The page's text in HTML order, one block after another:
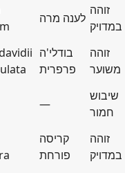
לענה מרה
זוהה
במדויק
בודלי'ה
פרפרית
זוהה
משוער
—
שיבוש
חמור
קריסה
פורחת
זוהה
במדויק